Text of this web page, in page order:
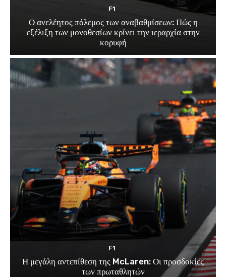
F1
Ο ανελέητος πόλεμος των αναβαθμίσεων: Πώς η
εξέλιξη των μονοθεσίων κρίνει την ιεραρχία στην
κορυφή
F1
Η μεγάλη αντεπίθεση της McLaren: Οι προσδοκίες
των πρωταθλητών